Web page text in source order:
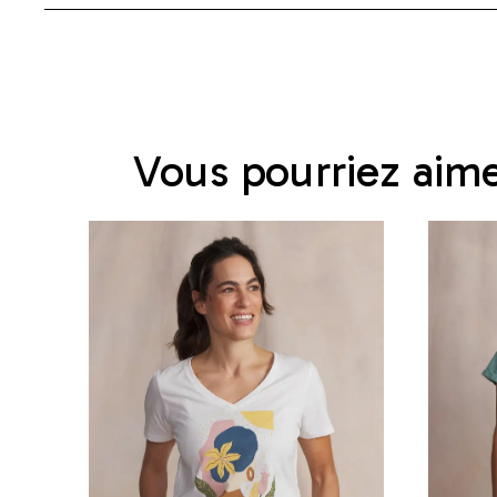
Vous pourriez